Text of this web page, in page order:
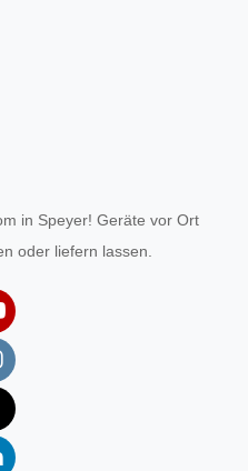
in Speyer! Geräte vor Ort
oder liefern lassen.